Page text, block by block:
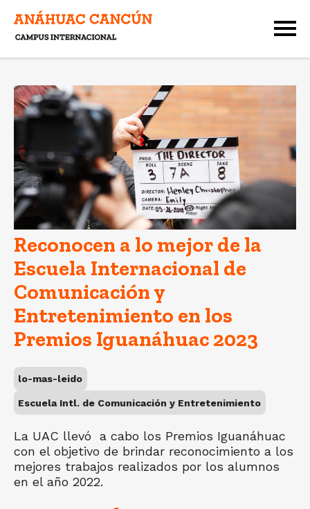
Reconocen a lo mejor de la
Escuela Internacional de
Comunicación y
Entretenimiento en los
Premios Iguanáhuac 2023
lo-mas-leido
Escuela Intl. de Comunicación y Entretenimiento
La UAC llevó a cabo los Premios Iguanáhuac
con el objetivo de brindar reconocimiento a los
mejores trabajos realizados por los alumnos
en el año 2022.